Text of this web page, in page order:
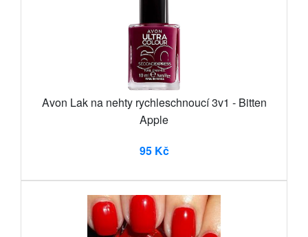
Avon Lak na nehty rychleschnoucí 3v1 - Bitten
Apple
95 Kč